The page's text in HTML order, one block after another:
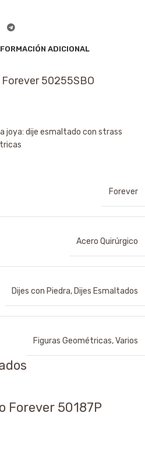
ADICIONAL
50255SBO
joya: dije esmaltado con strass
Forever
Acero Quirúrgico
Dijes con Piedra, Dijes Esmaltados
Figuras Geométricas,Varios
Forever 50187P